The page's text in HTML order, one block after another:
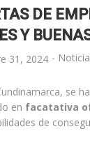
DE
Y
31, 2024 -
se
en facatativa
de